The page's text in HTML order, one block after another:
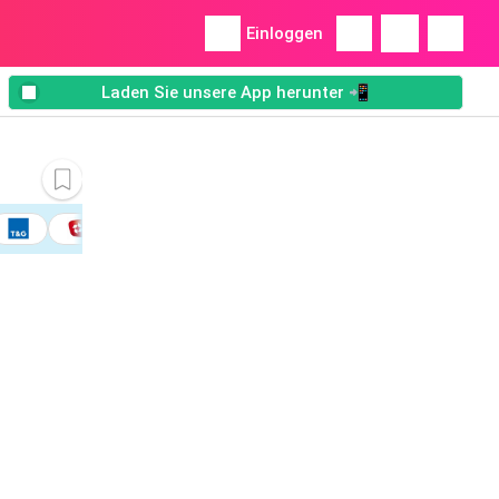
Einloggen
Laden Sie unsere App herunter 📲